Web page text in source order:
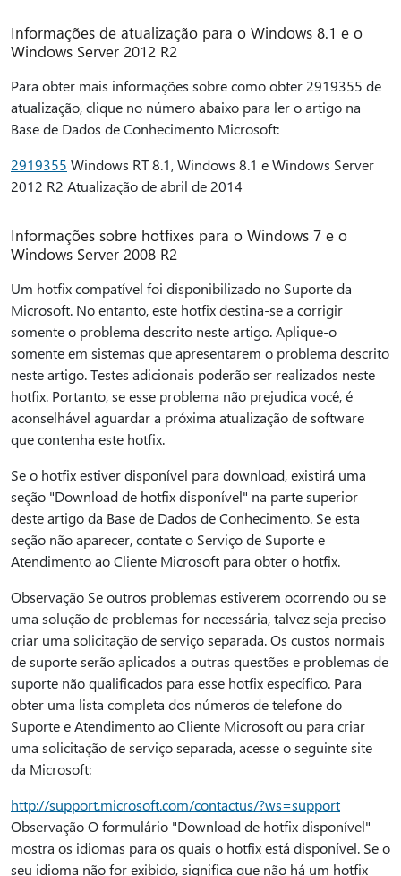
Informações de atualização para o Windows 8.1 e o
Windows Server 2012 R2
Para obter mais informações sobre como obter 2919355 de
atualização, clique no número abaixo para ler o artigo na
Base de Dados de Conhecimento Microsoft:
2919355 Windows RT 8.1, Windows 8.1 e Windows Server
2012 R2 Atualização de abril de 2014
Informações sobre hotfixes para o Windows 7 e o
Windows Server 2008 R2
Um hotfix compatível foi disponibilizado no Suporte da
Microsoft. No entanto, este hotfix destina-se a corrigir
somente o problema descrito neste artigo. Aplique-o
somente em sistemas que apresentarem o problema descrito
neste artigo. Testes adicionais poderão ser realizados neste
hotfix. Portanto, se esse problema não prejudica você, é
aconselhável aguardar a próxima atualização de software
que contenha este hotfix.
Se o hotfix estiver disponível para download, existirá uma
seção "Download de hotfix disponível" na parte superior
deste artigo da Base de Dados de Conhecimento. Se esta
seção não aparecer, contate o Serviço de Suporte e
Atendimento ao Cliente Microsoft para obter o hotfix.
Observação Se outros problemas estiverem ocorrendo ou se
uma solução de problemas for necessária, talvez seja preciso
criar uma solicitação de serviço separada. Os custos normais
de suporte serão aplicados a outras questões e problemas de
suporte não qualificados para esse hotfix específico. Para
obter uma lista completa dos números de telefone do
Suporte e Atendimento ao Cliente Microsoft ou para criar
uma solicitação de serviço separada, acesse o seguinte site
da Microsoft:
http://support.microsoft.com/contactus/?ws=support
Observação O formulário "Download de hotfix disponível"
mostra os idiomas para os quais o hotfix está disponível. Se o
seu idioma não for exibido, significa que não há um hotfix